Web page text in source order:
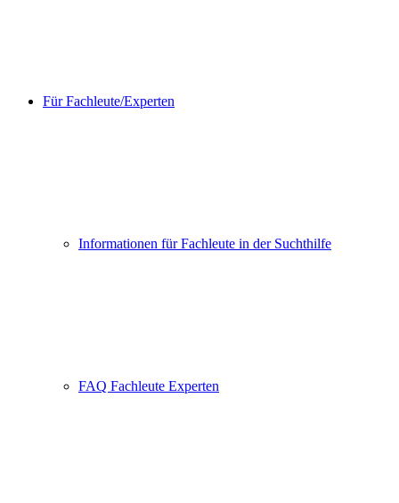
Für Fachleute/Experten
Informationen für Fachleute in der Suchthilfe
FAQ Fachleute Experten